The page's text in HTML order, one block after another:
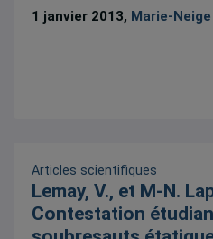
1 janvier 2013, Marie-
Articles scientifiques
Lemay, V., et M-N.
Contestation